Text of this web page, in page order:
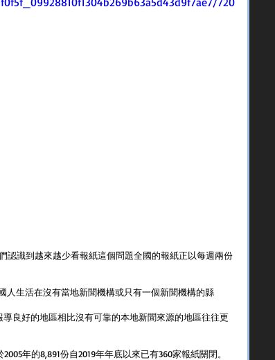
認識到越來越少看報紙這個問題全國的報紙正以每週兩份
人生活在沒有當地新聞機構或只有一個新聞機構的縣
良好的地區相比沒有可靠的本地新聞來源的地區往往更
年的8,891份自2019年年底以來已有360家報紙關閉。